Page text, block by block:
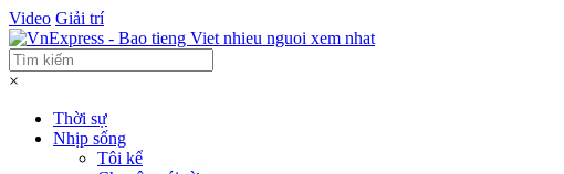
Video Giải trí
×
Thời sự
Nhịp sống
Tôi kể